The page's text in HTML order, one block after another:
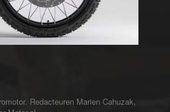
Redacteuren Marien Cahuzak,